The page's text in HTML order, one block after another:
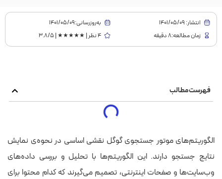
انتشار: 1401/05/09
به‌روز‌رسانی:۱۴۰۱/۰۵/۰۹
زمان مطالعه:8 دقیقه
4 نظر | ★★★★★ | 3.8/5
فهرست مطالب
الگوریتم‌های موتور جستجوی گوگل نقشی اساسی در نحوه‌ی نمایش
نتایج جستجو دارند. این الگوریتم‌ها با تحلیل و بررسی داده‌های
وب‌سایت‌ها و صفحات اینترنتی، تصمیم می‌گیرند که کدام محتوا برای